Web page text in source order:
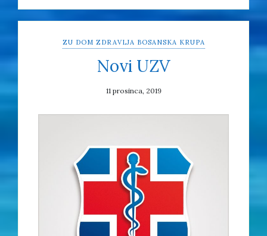
ZU DOM ZDRAVLJA BOSANSKA KRUPA
Novi UZV
11 prosinca, 2019